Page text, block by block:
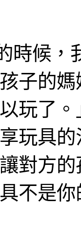
時候，
子的
玩了
玩具
對方
不是